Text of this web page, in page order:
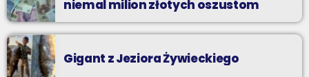
niemal milion złotych oszustom
Gigant z Jeziora Żywieckiego